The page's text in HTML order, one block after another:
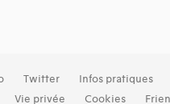
Twitter
Infos pratiques
Vie privée Cookies